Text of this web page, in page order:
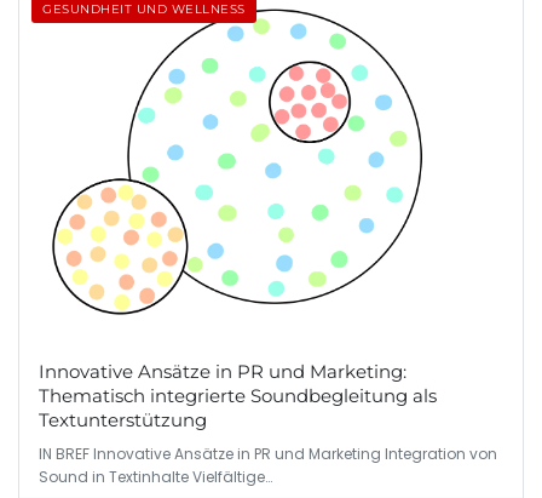
GESUNDHEIT UND WELLNESS
Innovative Ansätze in PR und Marketing:
Thematisch integrierte Soundbegleitung als
Textunterstützung
IN BREF Innovative Ansätze in PR und Marketing Integration von
Sound in Textinhalte Vielfältige…